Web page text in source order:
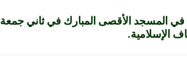
الجمعة في المسجد الأقصى المبارك في ثاني جمعة
الإسلامية.